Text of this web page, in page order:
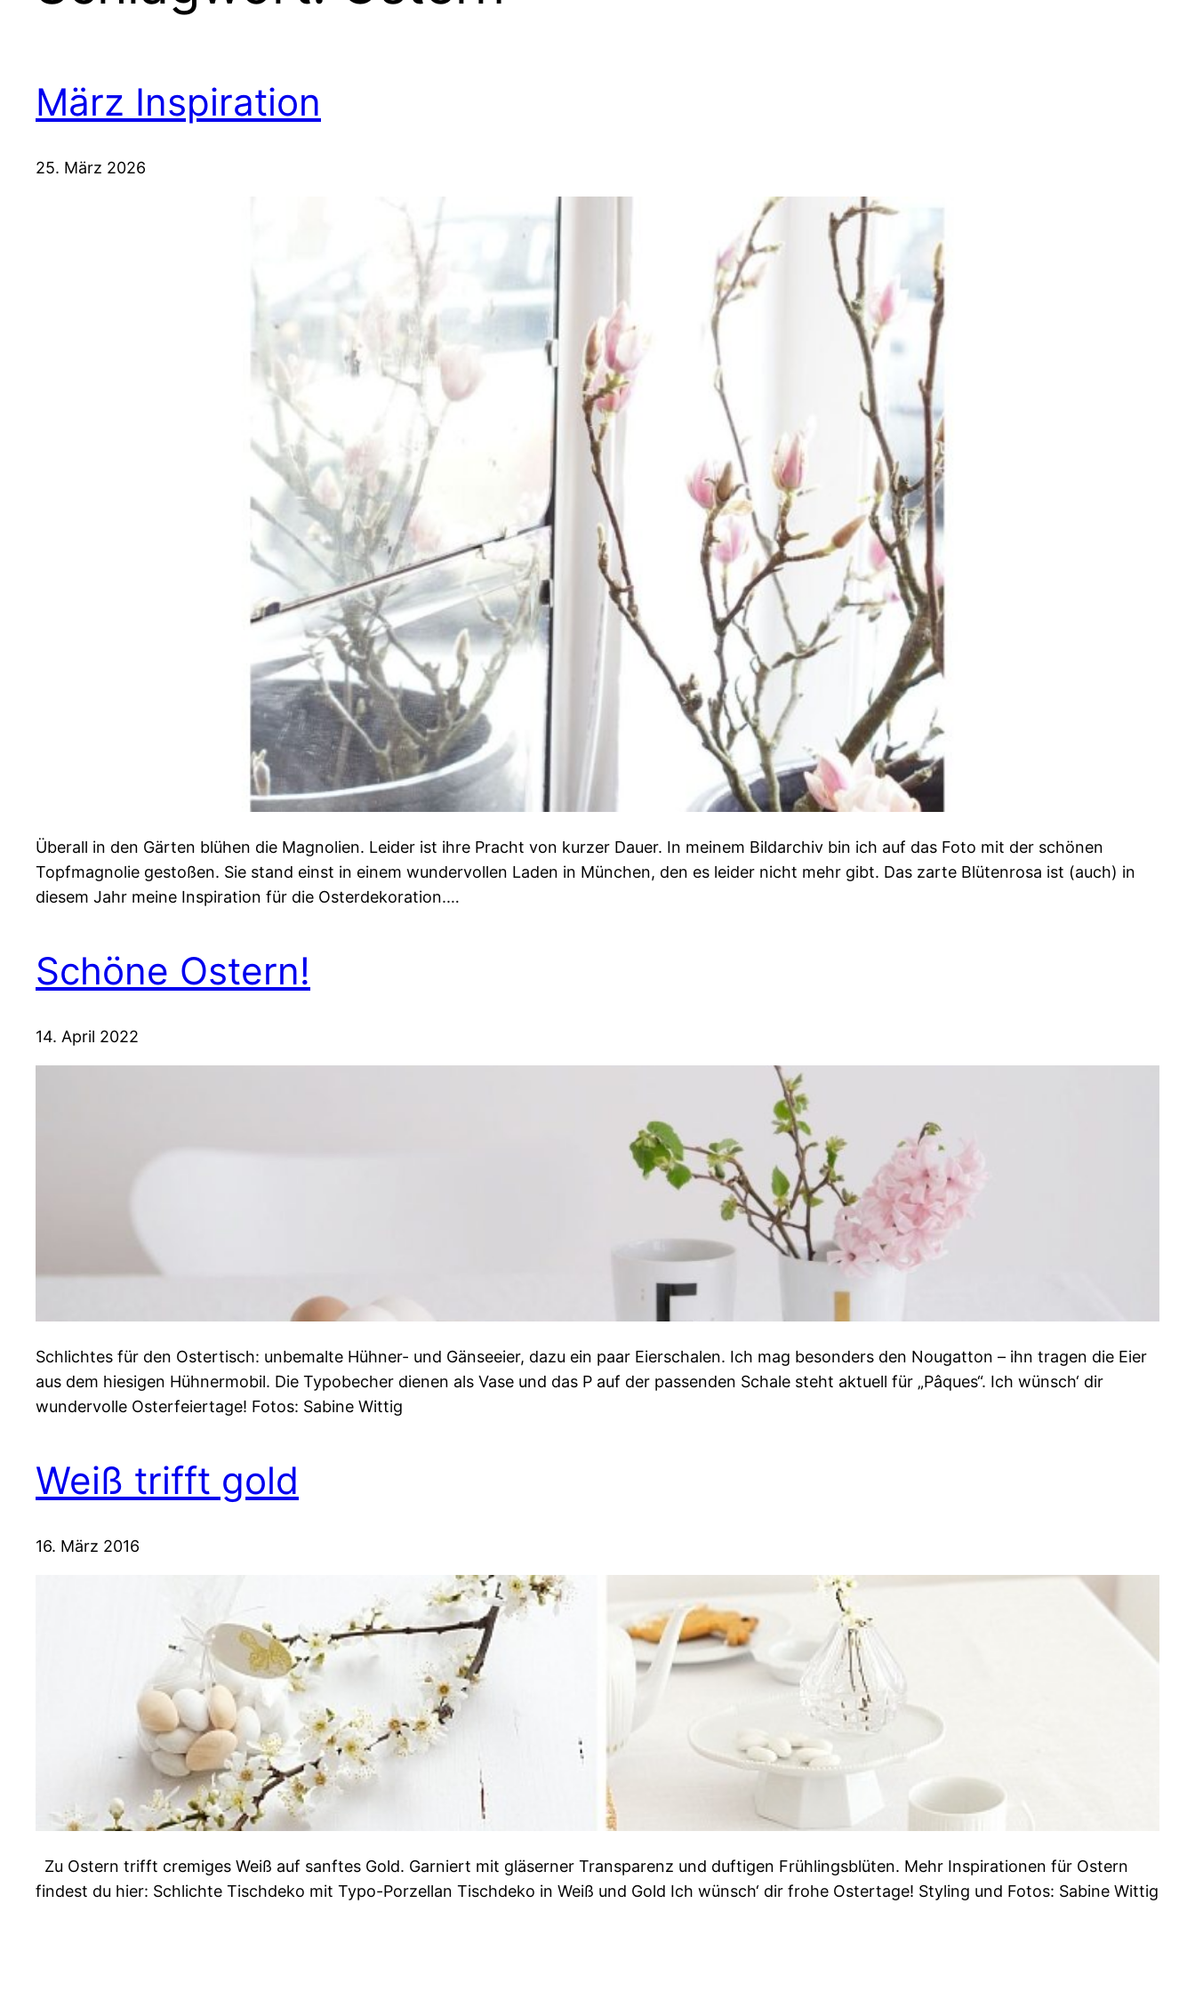
März Inspiration
25. März 2026
Überall in den Gärten blühen die Magnolien. Leider ist ihre Pracht von kurzer Dauer. In meinem Bildarchiv bin ich auf das Foto mit der schönen
Topfmagnolie gestoßen. Sie stand einst in einem wundervollen Laden in München, den es leider nicht mehr gibt. Das zarte Blütenrosa ist (auch) in
diesem Jahr meine Inspiration für die Osterdekoration.…
Schöne Ostern!
14. April 2022
Schlichtes für den Ostertisch: unbemalte Hühner- und Gänseeier, dazu ein paar Eierschalen. Ich mag besonders den Nougatton – ihn tragen die Eier
aus dem hiesigen Hühnermobil. Die Typobecher dienen als Vase und das P auf der passenden Schale steht aktuell für „Pâques“. Ich wünsch‘ dir
wundervolle Osterfeiertage! Fotos: Sabine Wittig
Weiß trifft gold
16. März 2016
Zu Ostern trifft cremiges Weiß auf sanftes Gold. Garniert mit gläserner Transparenz und duftigen Frühlingsblüten. Mehr Inspirationen für Ostern
findest du hier: Schlichte Tischdeko mit Typo-Porzellan Tischdeko in Weiß und Gold Ich wünsch‘ dir frohe Ostertage! Styling und Fotos: Sabine Wittig